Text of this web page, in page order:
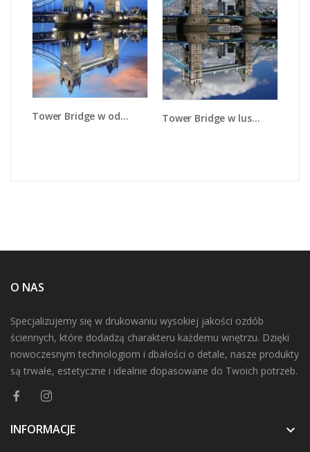
Tower Bridge w odbiciu wody - AM083 Tower Bridge w lustrzanym odbiciu wody - AM084
O NAS
Specjalizujemy się w drukowaniu wysokiej jakości ozdób
ściennych, które dodadzą charakteru każdemu wnętrzu. Dzięki
nowoczesnym technologiom i dbałości o detale, nasze produkty
są trwałe, estetyczne i idealnie dopasowane do Twoich potrzeb.
INFORMACJE 